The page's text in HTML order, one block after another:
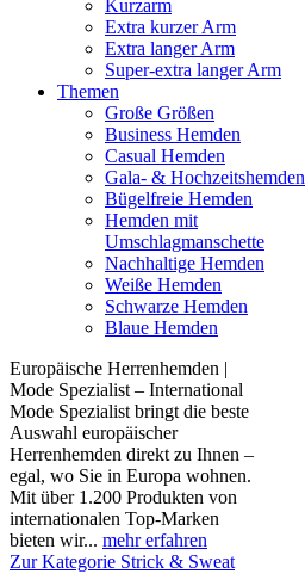
Kurzarm
Extra kurzer Arm
Extra langer Arm
Super-extra langer Arm
Themen
Große Größen
Business Hemden
Casual Hemden
Gala- & Hochzeitshemden
Bügelfreie Hemden
Hemden mit
Umschlagmanschette
Nachhaltige Hemden
Weiße Hemden
Schwarze Hemden
Blaue Hemden
Europäische Herrenhemden |
Mode Spezialist – International
Mode Spezialist bringt die beste
Auswahl europäischer
Herrenhemden direkt zu Ihnen –
egal, wo Sie in Europa wohnen.
Mit über 1.200 Produkten von
internationalen Top-Marken
bieten wir... mehr erfahren
Zur Kategorie Strick & Sweat